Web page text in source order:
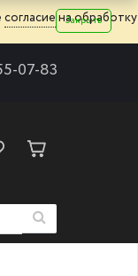
согласиена обработку
Закрыть
07-83